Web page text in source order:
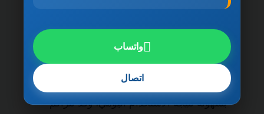
الحياة من الخدمات الأساسية لكل منزل أو فيلا
يسعى للحفاظ على نظافة الأثاث وصحته.
فالأرائك والكنب تمتص الغبار والأوساخ والبقع
بسهولة نتيجة الاستخدام اليومي، وقد تتراكم
واتساب
اتصال